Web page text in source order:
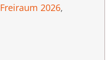
Freiraum 2026,